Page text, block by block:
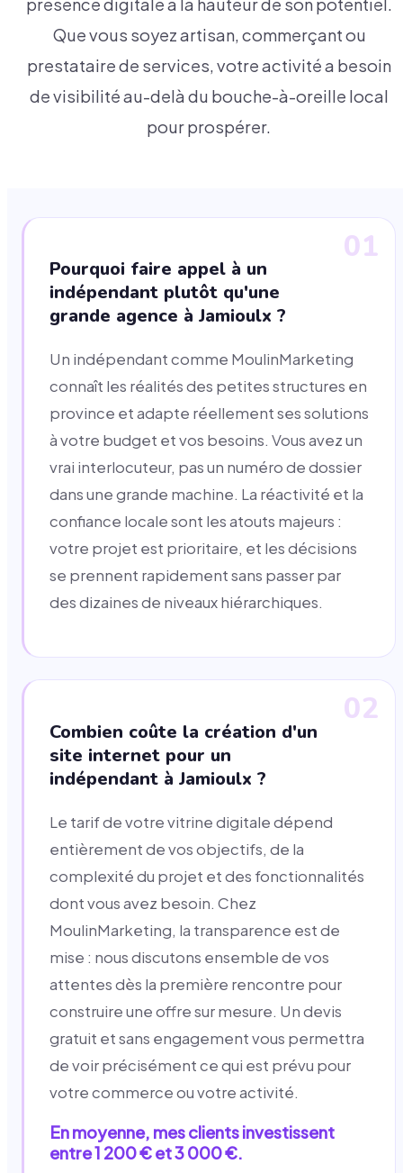
présence digitale à la hauteur de son potentiel.
Que vous soyez artisan, commerçant ou
prestataire de services, votre activité a besoin
de visibilité au-delà du bouche-à-oreille local
pour prospérer.
01
Pourquoi faire appel à un
indépendant plutôt qu'une
grande agence à Jamioulx ?
Un indépendant comme MoulinMarketing
connaît les réalités des petites structures en
province et adapte réellement ses solutions
à votre budget et vos besoins. Vous avez un
vrai interlocuteur, pas un numéro de dossier
dans une grande machine. La réactivité et la
confiance locale sont les atouts majeurs :
votre projet est prioritaire, et les décisions
se prennent rapidement sans passer par
des dizaines de niveaux hiérarchiques.
02
Combien coûte la création d'un
site internet pour un
indépendant à Jamioulx ?
Le tarif de votre vitrine digitale dépend
entièrement de vos objectifs, de la
complexité du projet et des fonctionnalités
dont vous avez besoin. Chez
MoulinMarketing, la transparence est de
mise : nous discutons ensemble de vos
attentes dès la première rencontre pour
construire une offre sur mesure. Un devis
gratuit et sans engagement vous permettra
de voir précisément ce qui est prévu pour
votre commerce ou votre activité.
En moyenne, mes clients investissent
entre 1 200 € et 3 000 €.